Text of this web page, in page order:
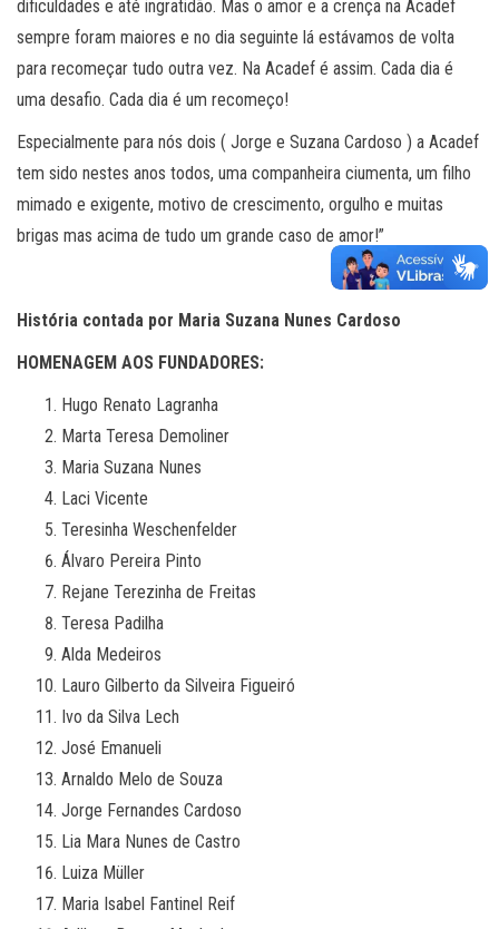
dificuldades e até ingratidão. Mas o amor e a crença na Acadef
sempre foram maiores e no dia seguinte lá estávamos de volta
para recomeçar tudo outra vez. Na Acadef é assim. Cada dia é
uma desafio. Cada dia é um recomeço!
Especialmente para nós dois ( Jorge e Suzana Cardoso ) a Acadef
tem sido nestes anos todos, uma companheira ciumenta, um filho
mimado e exigente, motivo de crescimento, orgulho e muitas
brigas mas acima de tudo um grande caso de amor!”
História contada por Maria Suzana Nunes Cardoso
HOMENAGEM AOS FUNDADORES:
Hugo Renato Lagranha
Marta Teresa Demoliner
Maria Suzana Nunes
Laci Vicente
Teresinha Weschenfelder
Álvaro Pereira Pinto
Rejane Terezinha de Freitas
Teresa Padilha
Alda Medeiros
Lauro Gilberto da Silveira Figueiró
Ivo da Silva Lech
José Emanueli
Arnaldo Melo de Souza
Jorge Fernandes Cardoso
Lia Mara Nunes de Castro
Luiza Müller
Maria Isabel Fantinel Reif